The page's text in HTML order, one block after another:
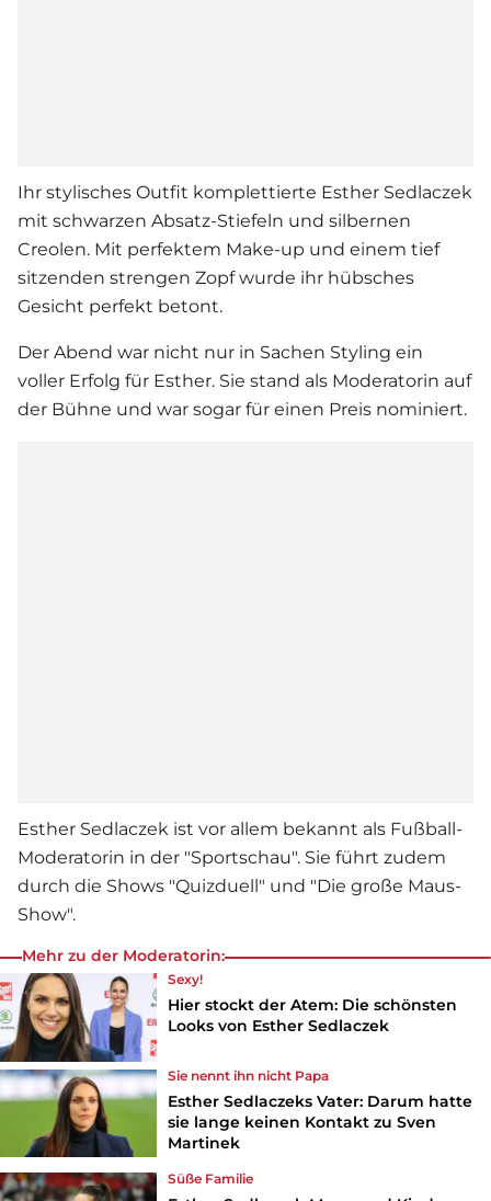
Ihr stylisches Outfit komplettierte Esther Sedlaczek
mit schwarzen Absatz-Stiefeln und silbernen
Creolen. Mit perfektem Make-up und einem tief
sitzenden strengen Zopf wurde ihr hübsches
Gesicht perfekt betont.
Der Abend war nicht nur in Sachen Styling ein
voller Erfolg für Esther. Sie stand als Moderatorin auf
der Bühne und war sogar für einen Preis nominiert.
Esther Sedlaczek ist vor allem bekannt als Fußball-
Moderatorin in der "Sportschau". Sie führt zudem
durch die Shows "Quizduell" und "Die große Maus-
Show".
Mehr zu der Moderatorin:
Sexy!
Hier stockt der Atem: Die schönsten
Looks von Esther Sedlaczek
Sie nennt ihn nicht Papa
Esther Sedlaczeks Vater: Darum hatte
sie lange keinen Kontakt zu Sven
Martinek
Süße Familie